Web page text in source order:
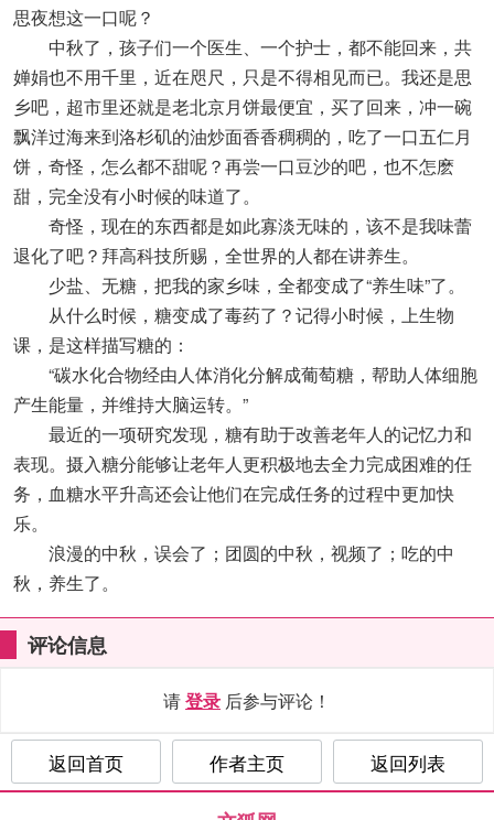
思夜想这一口呢？
中秋了，孩子们一个医生、一个护士，都不能回来，共
婵娟也不用千里，近在咫尺，只是不得相见而已。我还是思
乡吧，超市里还就是老北京月饼最便宜，买了回来，冲一碗
飘洋过海来到洛杉矶的油炒面香香稠稠的，吃了一口五仁月
饼，奇怪，怎么都不甜呢？再尝一口豆沙的吧，也不怎麽
甜，完全没有小时候的味道了。
奇怪，现在的东西都是如此寡淡无味的，该不是我味蕾
退化了吧？拜高科技所赐，全世界的人都在讲养生。
少盐、无糖，把我的家乡味，全都变成了“养生味”了。
从什么时候，糖变成了毒药了？记得小时候，上生物
课，是这样描写糖的：
“碳水化合物经由人体消化分解成葡萄糖，帮助人体细胞
产生能量，并维持大脑运转。”
最近的一项研究发现，糖有助于改善老年人的记忆力和
表现。摄入糖分能够让老年人更积极地去全力完成困难的任
务，血糖水平升高还会让他们在完成任务的过程中更加快
乐。
浪漫的中秋，误会了；团圆的中秋，视频了；吃的中
秋，养生了。
评论信息
请登录 后参与评论！
返回首页 作者主页 返回列表